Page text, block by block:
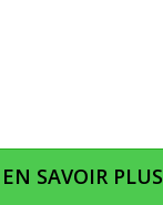
EN SAVOIR PLUS